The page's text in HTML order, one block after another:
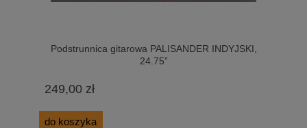
Podstrunnica gitarowa PALISANDER INDYJSKI,
24.75”
249,00 zł
do koszyka